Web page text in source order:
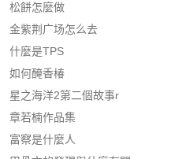
松餅怎麼做
金紫荆广场怎么去
什麼是TPS
如何醃香椿
星之海洋2第二個故事r
章若楠作品集
富察是什麼人